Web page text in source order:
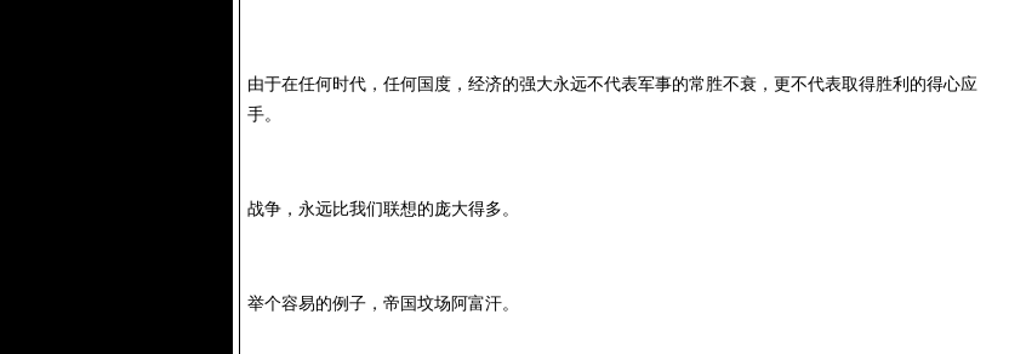
由于在任何时代，任何国度，经济的强大永远不代表军事的常胜不衰，更不代表取得胜利的得心应
手。
战争，永远比我们联想的庞大得多。
举个容易的例子，帝国坟场阿富汗。